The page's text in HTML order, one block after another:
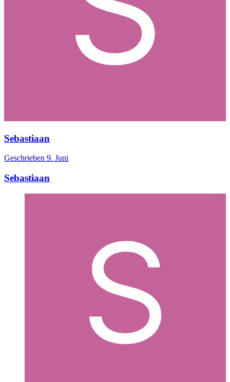
Sebastiaan
Geschrieben 9. Juni
Sebastiaan